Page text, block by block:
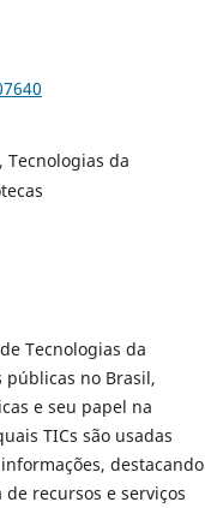
Tecnologias da
Tecnologias da
públicas no Brasil,
e seu papel na
TICs são usadas
destacando
recursos e serviços